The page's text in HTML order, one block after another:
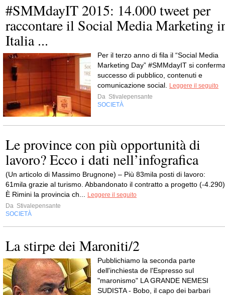
#SMMdayIT 2015: 14.000 tweet per
raccontare il Social Media Marketing
Italia ...
Per il terzo anno di fila il “Social Media
Marketing Day” #SMMdayIT si
successo di pubblico, contenuti e
comunicazione social.
Leggere il seguito
Da Stivalepensante
SOCIETÀ
Le province con più opportunità di
lavoro? Ecco i dati nell’infografica
(Un articolo di Massimo Brugnone) – Più 83mila posti di lavoro:
61mila grazie al turismo. Abbandonato il contratto a progetto (-
È Rimini la provincia ch...
Leggere il seguito
Da Stivalepensante
SOCIETÀ
La stirpe dei Maroniti/2
Pubblichiamo la seconda parte
dell'inchiesta de l'Espresso sul
"maronismo" LA GRANDE NEMESI
SUDISTA - Bobo, il capo dei barbari